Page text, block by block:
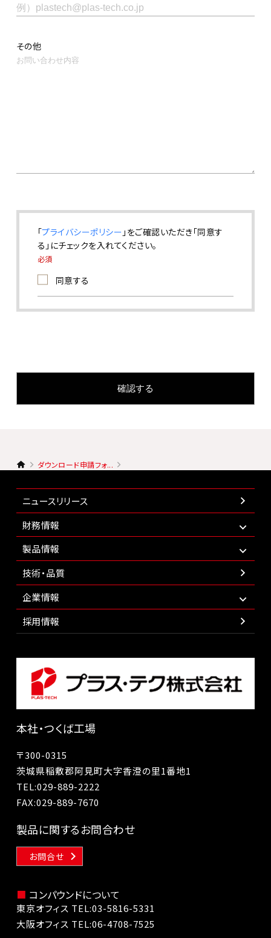
その他
同意する
「プライバシーポリシー 」をご確認いただき「同意す
る」にチェックを入れてください。
必須
ダウンロード申請フォ...
ニュースリリース
財務情報
製品情報
技術・品質
企業情報
採用情報
本社・つくば工場
〒300-0315
茨城県稲敷郡阿見町大字香澄の里1番地1
TEL:029-889-2222
FAX:029-889-7670
製品に関するお問合わせ
お問合せ
コンパウンドについて
東京オフィス TEL:03-5816-5331
大阪オフィス TEL:06-4708-7525